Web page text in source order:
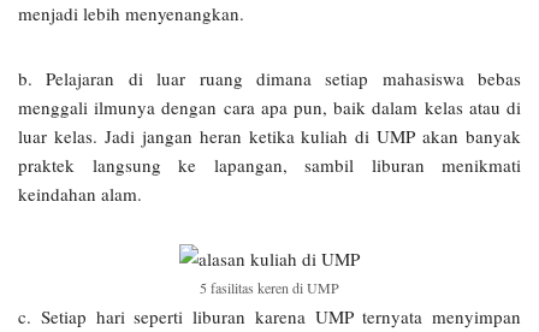
menjadi lebih menyenangkan.
b. Pelajaran di luar ruang dimana setiap mahasiswa bebas
menggali ilmunya dengan cara apa pun, baik dalam kelas atau di
luar kelas. Jadi jangan heran ketika kuliah di UMP akan banyak
praktek langsung ke lapangan, sambil liburan menikmati
keindahan alam.
5 fasilitas keren di UMP
c. Setiap hari seperti liburan karena UMP ternyata menyimpan